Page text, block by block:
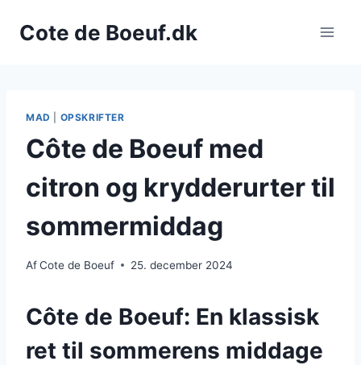
Cote de Boeuf.dk
MAD OPSKRIFTER
Côte de Boeuf med
citron og krydderurter til
sommermiddag
AfCote de Boeuf 25. december 2024
Côte de Boeuf: En klassisk
ret til sommerens middage